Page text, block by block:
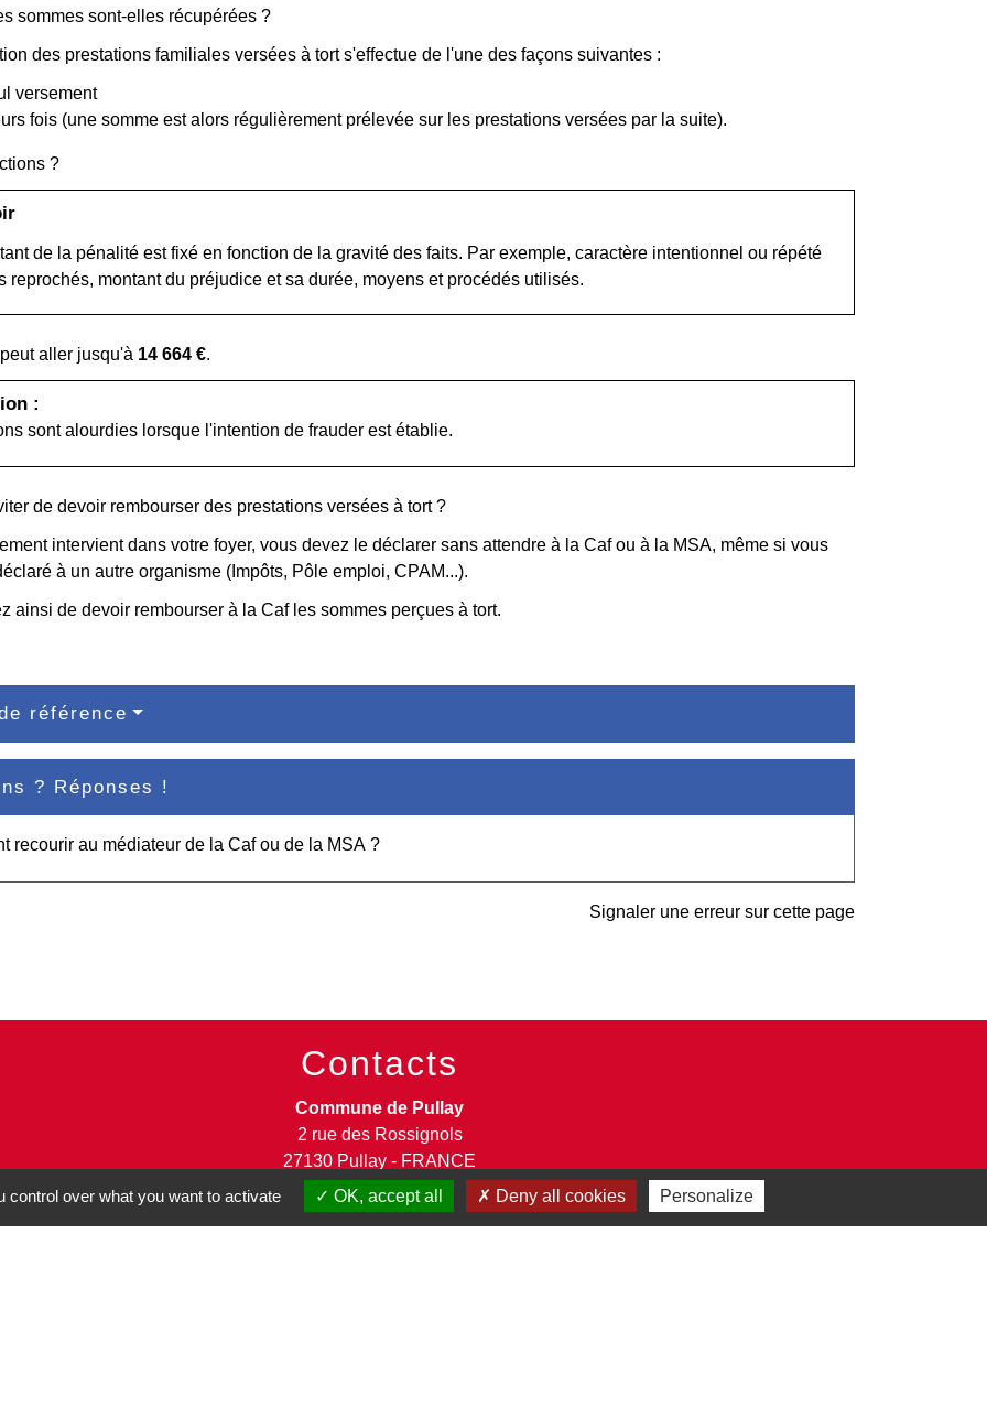
sommes sont-elles récupérées ?
des prestations familiales versées à tort s'effectue de l'une des façons suivantes :
versement
fois (une somme est alors régulièrement prélevée sur les prestations versées par la suite).
?
de la pénalité est fixé en fonction de la gravité des faits. Par exemple, caractère intentionnel ou répété
reprochés, montant du préjudice et sa durée, moyens et procédés utilisés.
aller jusqu'à 14 664 €.
:
sont alourdies lorsque l'intention de frauder est établie.
de devoir rembourser des prestations versées à tort ?
intervient dans votre foyer, vous devez le déclarer sans attendre à la Caf ou à la MSA, même si vous
à un autre organisme (Impôts, Pôle emploi, CPAM...).
ainsi de devoir rembourser à la Caf les sommes perçues à tort.
référence
? Réponses !
recourir au médiateur de la Caf ou de la MSA ?
Signaler une erreur sur cette page
Contacts
Commune de Pullay
2 rue des Rossignols
27130 Pullay - FRANCE
+33 2 32 32 18 58
over what you want to activate OK, accept all Deny all cookies Personalize